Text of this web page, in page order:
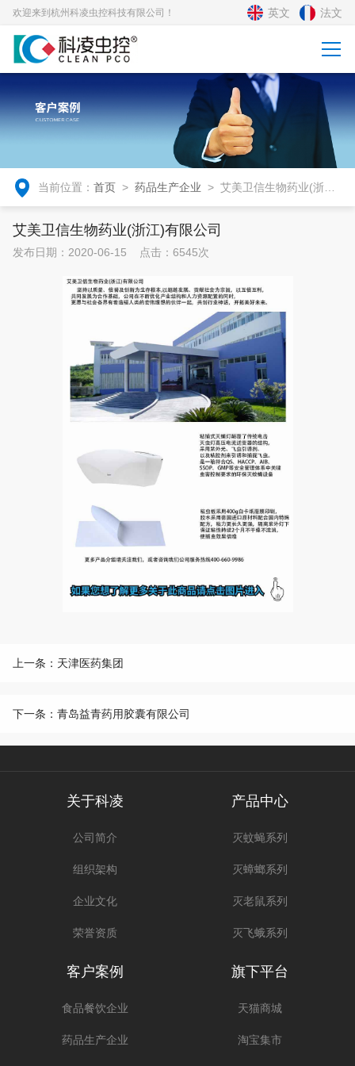
欢迎来到杭州科凌虫控科技有限公司！ 英文 法文
当前位置： 首页 > 药品生产企业 > 艾美卫信生物药业(浙江)
有限公司
艾美卫信生物药业(浙江)有限公司
发布日期：2020-06-15 点击：6545次
上一条：天津医药集团
下一条：青岛益青药用胶囊有限公司
关于科凌
公司简介
组织架构
企业文化
荣誉资质
产品中心
灭蚊蝇系列
灭蟑螂系列
灭老鼠系列
灭飞蛾系列
客户案例
食品餐饮企业
药品生产企业
旗下平台
天猫商城
淘宝集市